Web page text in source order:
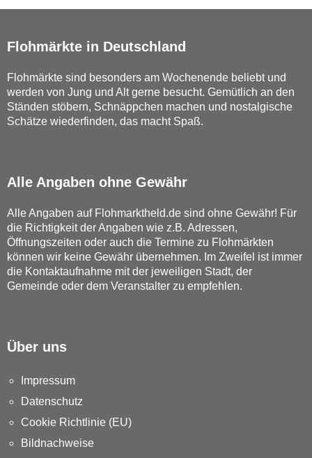
Flohmärkte in Deutschland
Flohmärkte sind besonders am Wochenende beliebt und
werden von Jung und Alt gerne besucht. Gemütlich an den
Ständen stöbern, Schnäppchen machen und nostalgische
Schätze wiederfinden, das macht Spaß.
Alle Angaben ohne Gewähr
Alle Angaben auf Flohmarktheld.de sind ohne Gewähr! Für
die Richtigkeit der Angaben wie z.B. Adressen,
Öffnungszeiten oder auch die Termine zu Flohmärkten
können wir keine Gewähr übernehmen. Im Zweifel ist immer
die Kontaktaufnahme mit der jeweiligen Stadt, der
Gemeinde oder dem Veranstalter zu empfehlen.
Über uns
Impressum
Datenschutz
Cookie Richtlinie (EU)
Bildnachweise